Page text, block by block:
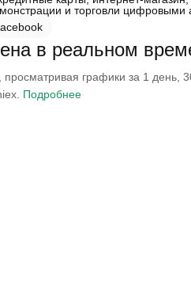
и торговли цифровыми
в реальном
графики за 1 день,
Подробнее